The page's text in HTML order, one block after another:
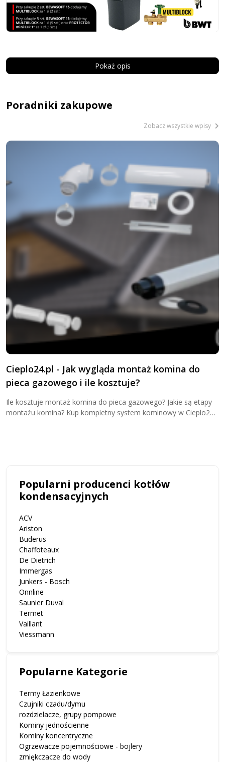
Pokaż opis
Poradniki zakupowe
Zobacz wszystkie wpisy
Cieplo24.pl - Jak wygląda montaż komina do
pieca gazowego i ile kosztuje?
Ile kosztuje montaż komina do pieca gazowego? Jakie są etapy
montażu komina? Kup kompletny system kominowy w Cieplo24
Popularni producenci kotłów
kondensacyjnych
ACV
Ariston
Buderus
Chaffoteaux
De Dietrich
Immergas
Junkers - Bosch
Onnline
Saunier Duval
Termet
Vaillant
Viessmann
Popularne Kategorie
Termy Łazienkowe
Czujniki czadu/dymu
rozdzielacze, grupy pompowe
Kominy jednościenne
Kominy koncentryczne
Ogrzewacze pojemnościowe - bojlery
zmiękczacze do wody